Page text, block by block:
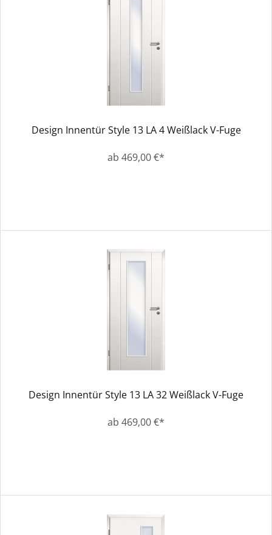
Design Innentür Style 13 LA 4 Weißlack V-Fuge
ab 469,00 €*
Design Innentür Style 13 LA 32 Weißlack V-Fuge
ab 469,00 €*